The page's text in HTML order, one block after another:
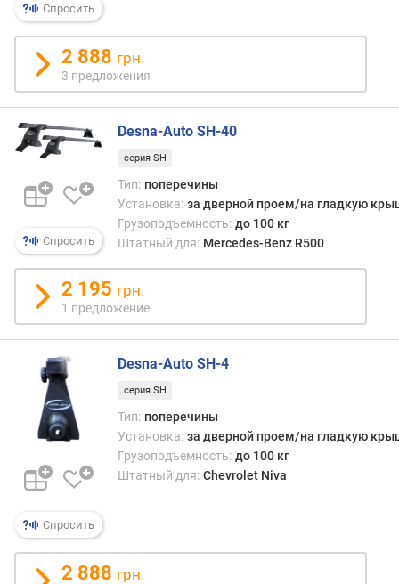
и
ч
е
с
т
в
у
п
р
е
д
о
ж
е
н
г
р
у
з
о
п
д
ъ
е
м
Спросить
2 888 грн.
3 предложения
Спросить
Desna-Auto SH-40
серия SH
Тип: поперечины
Установка: за дверной проем/на гладкую
Грузоподъемность: до 100 кг
Штатный для: Mercedes-Benz R500
2 195 грн.
1 предложение
Спросить
Desna-Auto SH-4
серия SH
Тип: поперечины
Установка: за дверной проем/на гладкую
Грузоподъемность: до 100 кг
Штатный для: Chevrolet Niva
2 888 грн.